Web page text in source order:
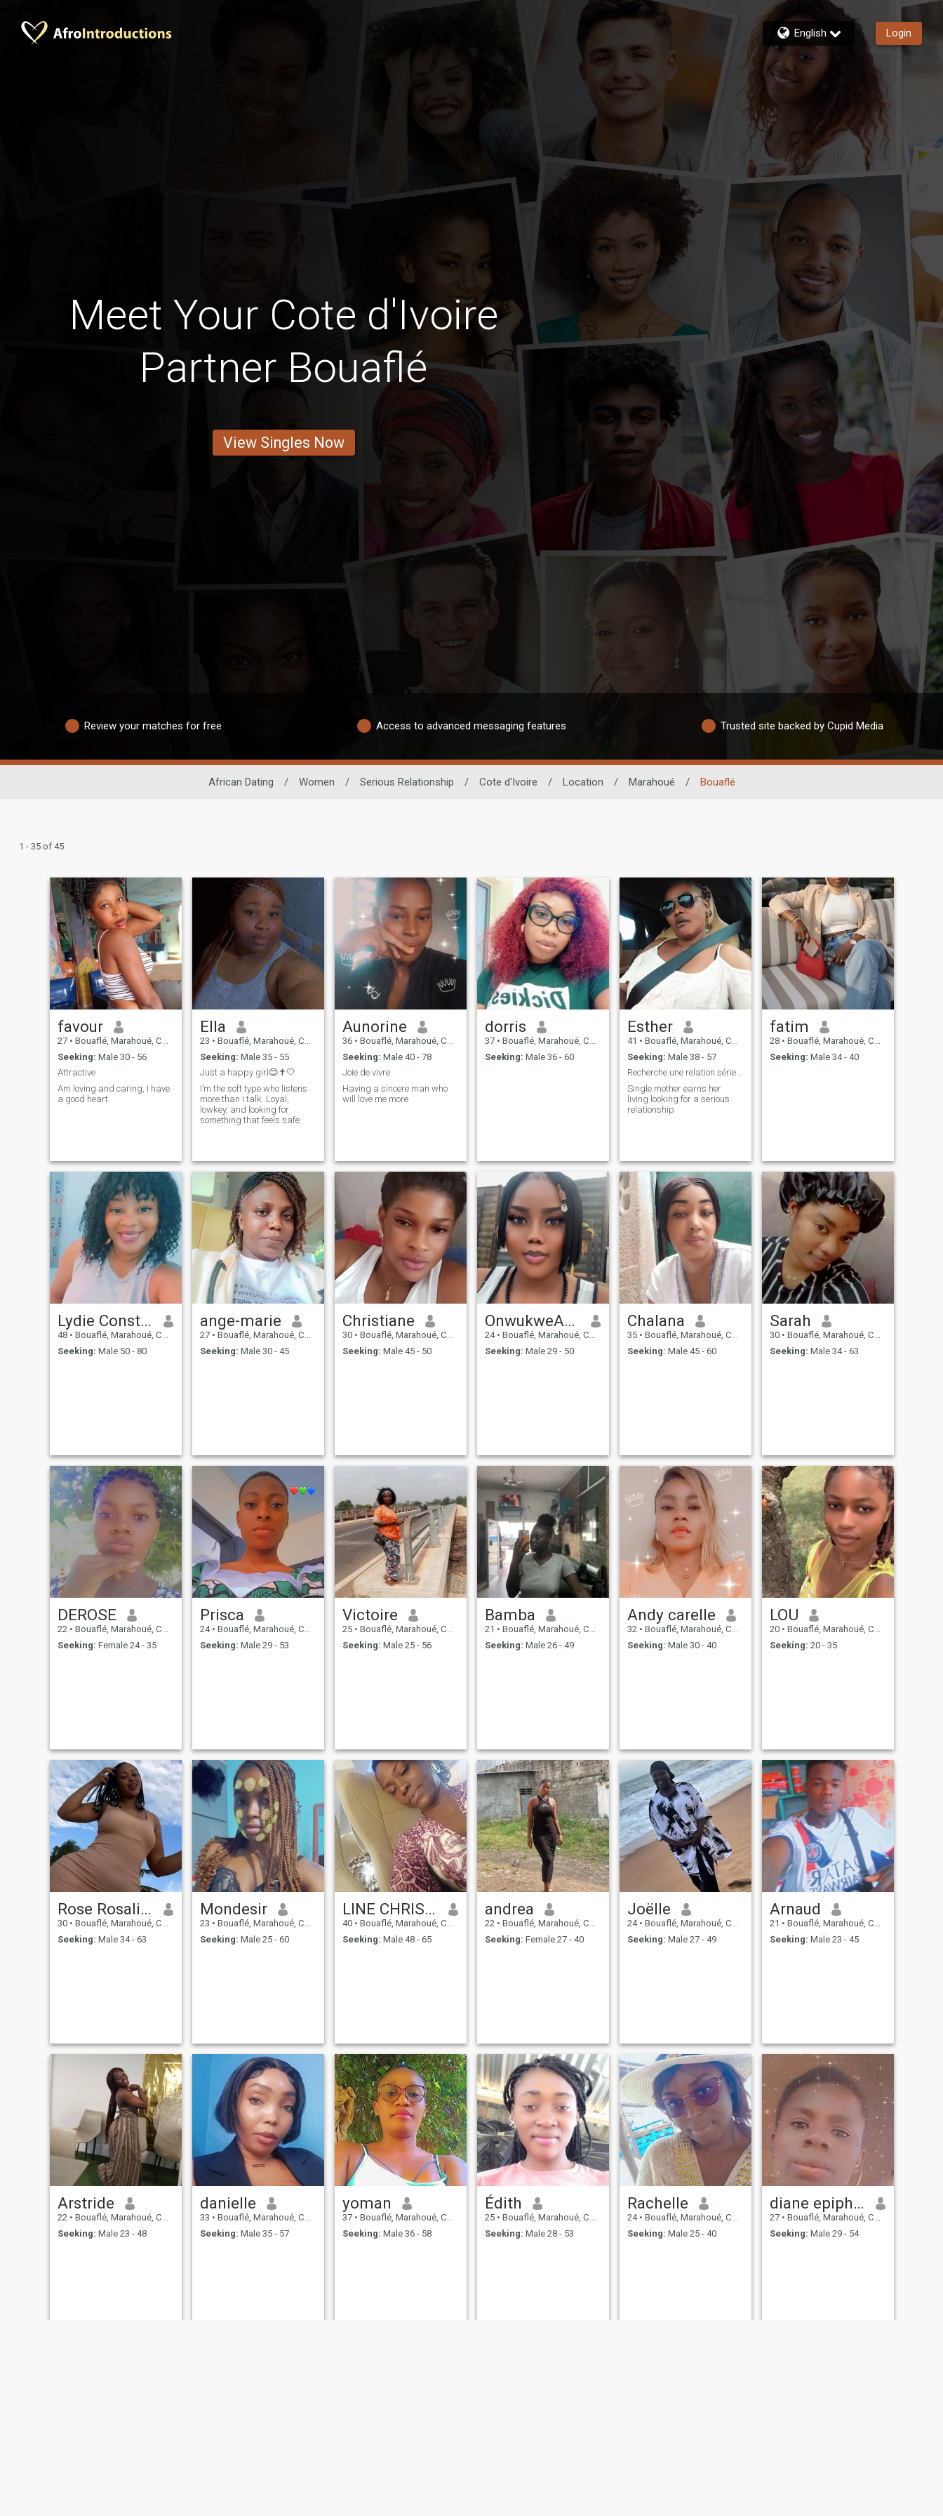
English Login
Meet Your Cote d'Ivoire
Partner Bouaflé
View Singles Now
Review your matches for free Access to advanced messaging features Trusted site backed by Cupid Media
African Dating / Women / Serious Relationship / Cote d'Ivoire / Location / Marahoué / Bouaflé
1 - 35 of 45
favour
27 • Bouaflé, Marahoué, Cote d'Ivoire
Seeking: Male 30 - 56
Attractive
Am loving and caring, I have
a good heart
Ella
23 • Bouaflé, Marahoué, Cote d'Ivoire
Seeking: Male 35 - 55
Just a happy girl😊✝🤍
I’m the soft type who listens
more than I talk. Loyal,
lowkey, and looking for
something that feels safe.
Aunorine
36 • Bouaflé, Marahoué, Cote d'Ivoire
Seeking: Male 40 - 78
Joie de vivre
Having a sincere man who
will love me more
dorris
37 • Bouaflé, Marahoué, Cote d'Ivoire
Seeking: Male 36 - 60
Esther
41 • Bouaflé, Marahoué, Cote d'Ivoire
Seeking: Male 38 - 57
Recherche une relation sérieuse
Single mother earns her
living looking for a serious
relationship
fatim
28 • Bouaflé, Marahoué, Cote d'Ivoire
Seeking: Male 34 - 40
Lydie Constance
48 • Bouaflé, Marahoué, Cote d'Ivoire
Seeking: Male 50 - 80
ange-marie
27 • Bouaflé, Marahoué, Cote d'Ivoire
Seeking: Male 30 - 45
Christiane
30 • Bouaflé, Marahoué, Cote d'Ivoire
Seeking: Male 45 - 50
OnwukweAdaugo
24 • Bouaflé, Marahoué, Cote d'Ivoire
Seeking: Male 29 - 50
Chalana
35 • Bouaflé, Marahoué, Cote d'Ivoire
Seeking: Male 45 - 60
Sarah
30 • Bouaflé, Marahoué, Cote d'Ivoire
Seeking: Male 34 - 63
DEROSE
22 • Bouaflé, Marahoué, Cote d'Ivoire
Seeking: Female 24 - 35
Prisca
24 • Bouaflé, Marahoué, Cote d'Ivoire
Seeking: Male 29 - 53
Victoire
25 • Bouaflé, Marahoué, Cote d'Ivoire
Seeking: Male 25 - 56
Bamba
21 • Bouaflé, Marahoué, Cote d'Ivoire
Seeking: Male 26 - 49
Andy carelle
32 • Bouaflé, Marahoué, Cote d'Ivoire
Seeking: Male 30 - 40
LOU
20 • Bouaflé, Marahoué, Cote d'Ivoire
Seeking: 20 - 35
Rose Rosaline
30 • Bouaflé, Marahoué, Cote d'Ivoire
Seeking: Male 34 - 63
Mondesir
23 • Bouaflé, Marahoué, Cote d'Ivoire
Seeking: Male 25 - 60
LINE CHRISTINE
40 • Bouaflé, Marahoué, Cote d'Ivoire
Seeking: Male 48 - 65
andrea
22 • Bouaflé, Marahoué, Cote d'Ivoire
Seeking: Female 27 - 40
Joëlle
24 • Bouaflé, Marahoué, Cote d'Ivoire
Seeking: Male 27 - 49
Arnaud
21 • Bouaflé, Marahoué, Cote d'Ivoire
Seeking: Male 23 - 45
Arstride
22 • Bouaflé, Marahoué, Cote d'Ivoire
Seeking: Male 23 - 48
danielle
33 • Bouaflé, Marahoué, Cote d'Ivoire
Seeking: Male 35 - 57
yoman
37 • Bouaflé, Marahoué, Cote d'Ivoire
Seeking: Male 36 - 58
Édith
25 • Bouaflé, Marahoué, Cote d'Ivoire
Seeking: Male 28 - 53
Rachelle
24 • Bouaflé, Marahoué, Cote d'Ivoire
Seeking: Male 25 - 40
diane epiphanie
27 • Bouaflé, Marahoué, Cote d'Ivoire
Seeking: Male 29 - 54